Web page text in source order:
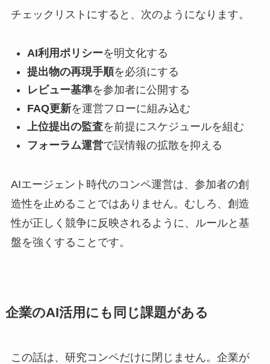
チェックリストにすると、次のようになります。
AI利用ポリシーを明文化する
提出物の再現手順を必須にする
レビュー基準を参加者に公開する
FAQ更新を運営フローに組み込む
上位提出の監査を前提にスケジュールを組む
フォーラム運営で誤情報の拡散を抑える
AIエージェント時代のコンペ運営は、参加者の創
造性を止めることではありません。むしろ、創造
性が正しく競争に反映されるように、ルールと基
盤を強くすることです。
企業のAI活用にも同じ課題がある
この話は、研究コンペだけに閉じません。企業が